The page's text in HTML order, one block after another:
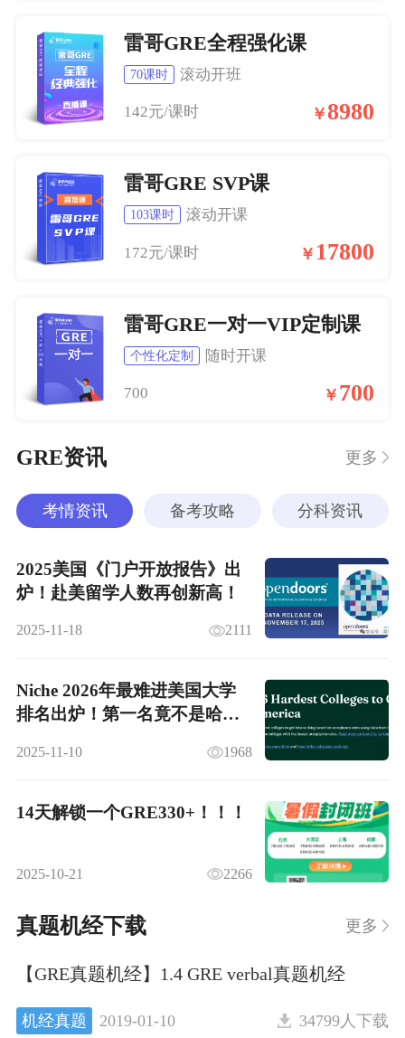
雷哥GRE全程强化课
70课时 滚动开班
142元/课时 ￥ 8980
雷哥GRE SVP课
103课时 滚动开课
172元/课时 ￥ 17800
雷哥GRE一对一VIP定制课
个性化定制 随时开课
700 ￥ 700
GRE资讯 更多
考情资讯 备考攻略 分科资讯
2025美国《门户开放报告》出
炉！赴美留学人数再创新高！
2025-11-18 2111
Niche 2026年最难进美国大学
排名出炉！第一名竟不是哈耶
2025-11-10 1968
14天解锁一个GRE330+！！！
2025-10-21 2266
真题机经下载 更多
【GRE真题机经】1.4 GRE verbal真题机经
机经真题 2019-01-10 34799人下载